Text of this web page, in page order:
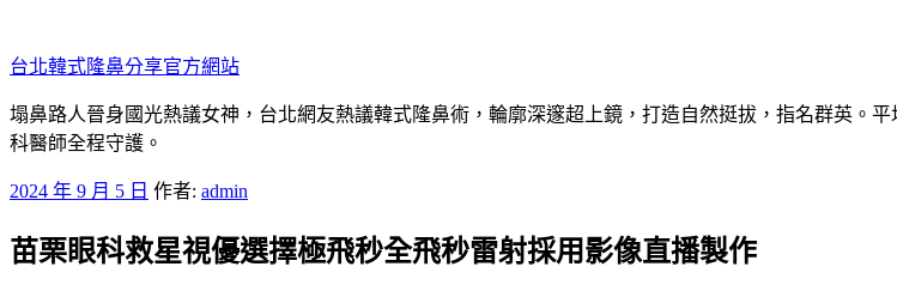
至
主
要
內
台北韓式隆鼻分享官方網站
塌鼻路人晉身國光熱議女神，台北網友熱議韓式隆鼻術，輪廓深邃超上鏡，打造自然挺拔，指名群英。
科醫師全程守護。
發
於
2024 年 9 月 5 日 作者: admin
苗栗眼科救星視優選擇極飛秒全飛秒雷射採用影像直播製作